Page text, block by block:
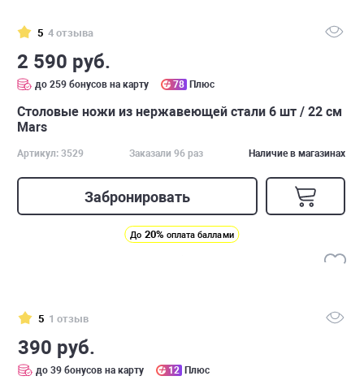
5 4 отзыва
2 590 руб.
до 259 бонусов на карту 78 Плюс
Столовые ножи из нержавеющей стали 6 шт / 22 см
Mars
Артикул: 3529 Заказали 96 раз Наличие в магазинах
Забронировать
До 20% оплата баллами
5 1 отзыв
390 руб.
до 39 бонусов на карту 12 Плюс